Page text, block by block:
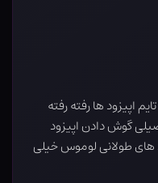
اپیزود ها رفته رفته
گوش دادن اپیزود
های طولانی لوموس خیلی